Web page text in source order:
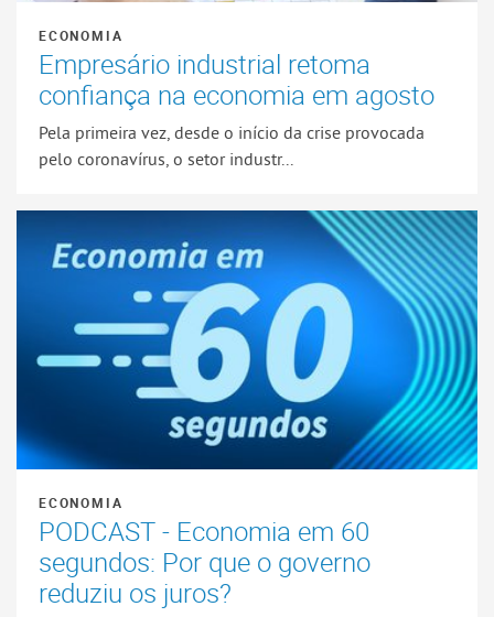
ECONOMIA
Empresário industrial retoma
confiança na economia em agosto
Pela primeira vez, desde o início da crise provocada
pelo coronavírus, o setor industr...
ECONOMIA
PODCAST - Economia em 60
segundos: Por que o governo
reduziu os juros?